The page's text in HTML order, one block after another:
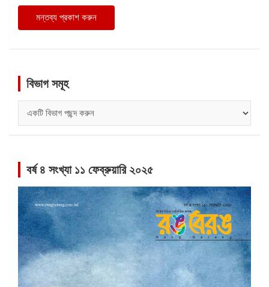
বিভাগ সমূহ
সমূহ
বর্ষ ৪ সংখ্যা ১১ ফেব্রুয়ারি ২০২৫